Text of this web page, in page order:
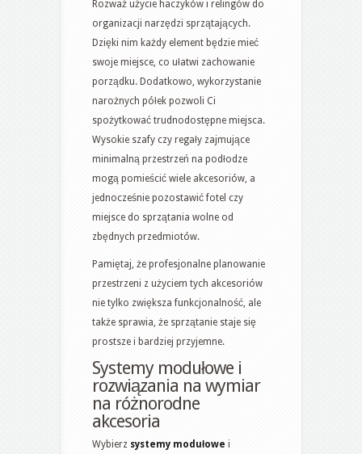
Rozważ użycie haczyków i relingów do
organizacji narzędzi sprzątających.
Dzięki nim każdy element będzie mieć
swoje miejsce, co ułatwi zachowanie
porządku. Dodatkowo, wykorzystanie
narożnych półek pozwoli Ci
spożytkować trudnodostępne miejsca.
Wysokie szafy czy regały zajmujące
minimalną przestrzeń na podłodze
mogą pomieścić wiele akcesoriów, a
jednocześnie pozostawić fotel czy
miejsce do sprzątania wolne od
zbędnych przedmiotów.
Pamiętaj, że profesjonalne planowanie
przestrzeni z użyciem tych akcesoriów
nie tylko zwiększa funkcjonalność, ale
także sprawia, że sprzątanie staje się
prostsze i bardziej przyjemne.
Systemy modułowe i
rozwiązania na wymiar
na różnorodne
akcesoria
Wybierz systemy modułowe i